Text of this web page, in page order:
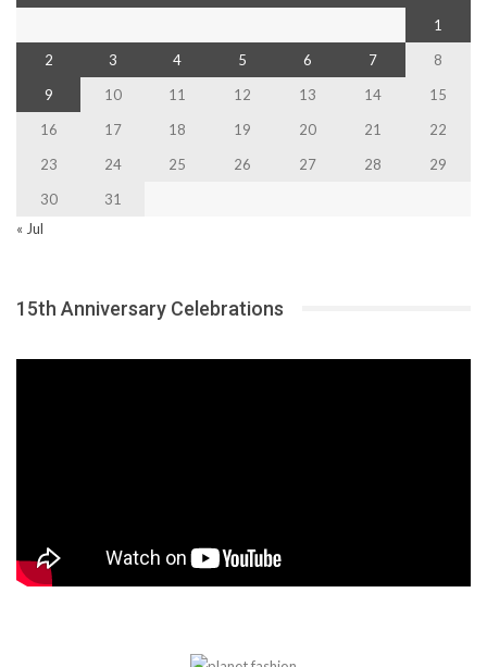
1
2
3 4 5 6 7
8
9
10 11 12 13 14
15
16
17 18 19 20 21
22
23
24 25 26 27 28
29
30
31
« Jul
15th Anniversary Celebrations